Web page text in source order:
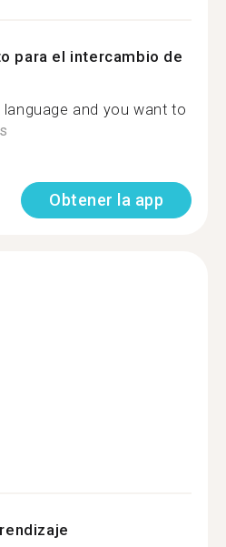
para el intercambio de
and you want to
Obtener la app